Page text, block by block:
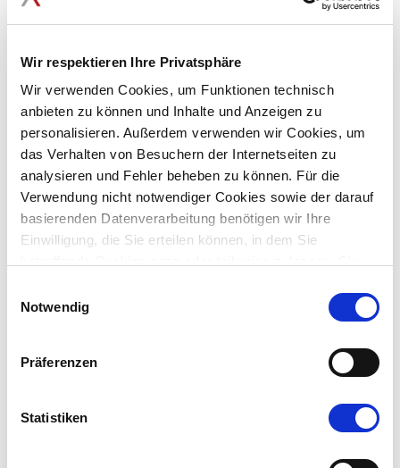
Wir respektieren Ihre Privatsphäre
Wir verwenden Cookies, um Funktionen technisch
anbieten zu können und Inhalte und Anzeigen zu
personalisieren. Außerdem verwenden wir Cookies, um
das Verhalten von Besuchern der Internetseiten zu
analysieren und Fehler beheben zu können. Für die
Verwendung nicht notwendiger Cookies sowie der darauf
basierenden Datenverarbeitung benötigen wir Ihre
Einwilligung, die Sie erteilen können, in dem Sie
Zukunft widerrufen.
Notwendig
Präferenzen
Statistiken
Ihren spezifischen Use Case und Ihre IT-Infrastruktur.
eingesetzt werden?
Unser KI-Trio iFinder, iAssistant undiHubgewährleistet
höchste Sicherheitsstandards und erfüllt die
Anforderungen des EU AI Act. Die Software kann
selbstverständlich On-Premises betrieben werden.
Polizeibehörden
Direktvergaben* oder standardisierte Vergabeverfahren
unkompliziert beschafft werden. Wir unterstützen Sie bei
* Ab 01.01.2026 gelten für Sicherheitsbehörden deutlich